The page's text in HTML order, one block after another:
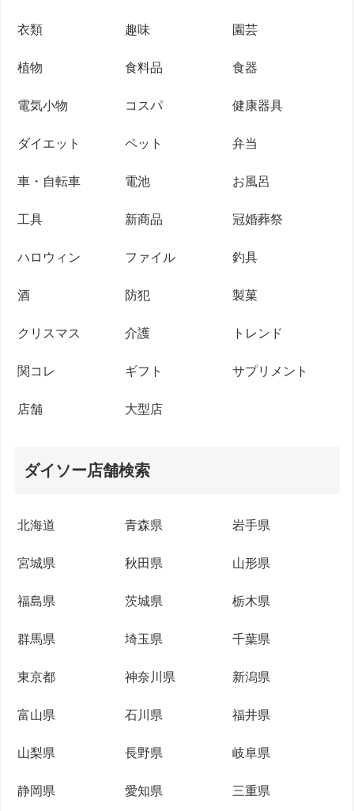
衣類 趣味 園芸
植物 食料品 食器
電気小物 コスパ 健康器具
ダイエット ペット 弁当
車・自転車 電池 お風呂
工具 新商品 冠婚葬祭
ハロウィン ファイル 釣具
酒 防犯 製菓
クリスマス 介護 トレンド
関コレ ギフト サプリメント
店舗 大型店
ダイソー店舗検索
北海道 青森県 岩手県
宮城県 秋田県 山形県
福島県 茨城県 栃木県
群馬県 埼玉県 千葉県
東京都 神奈川県 新潟県
富山県 石川県 福井県
山梨県 長野県 岐阜県
静岡県 愛知県 三重県